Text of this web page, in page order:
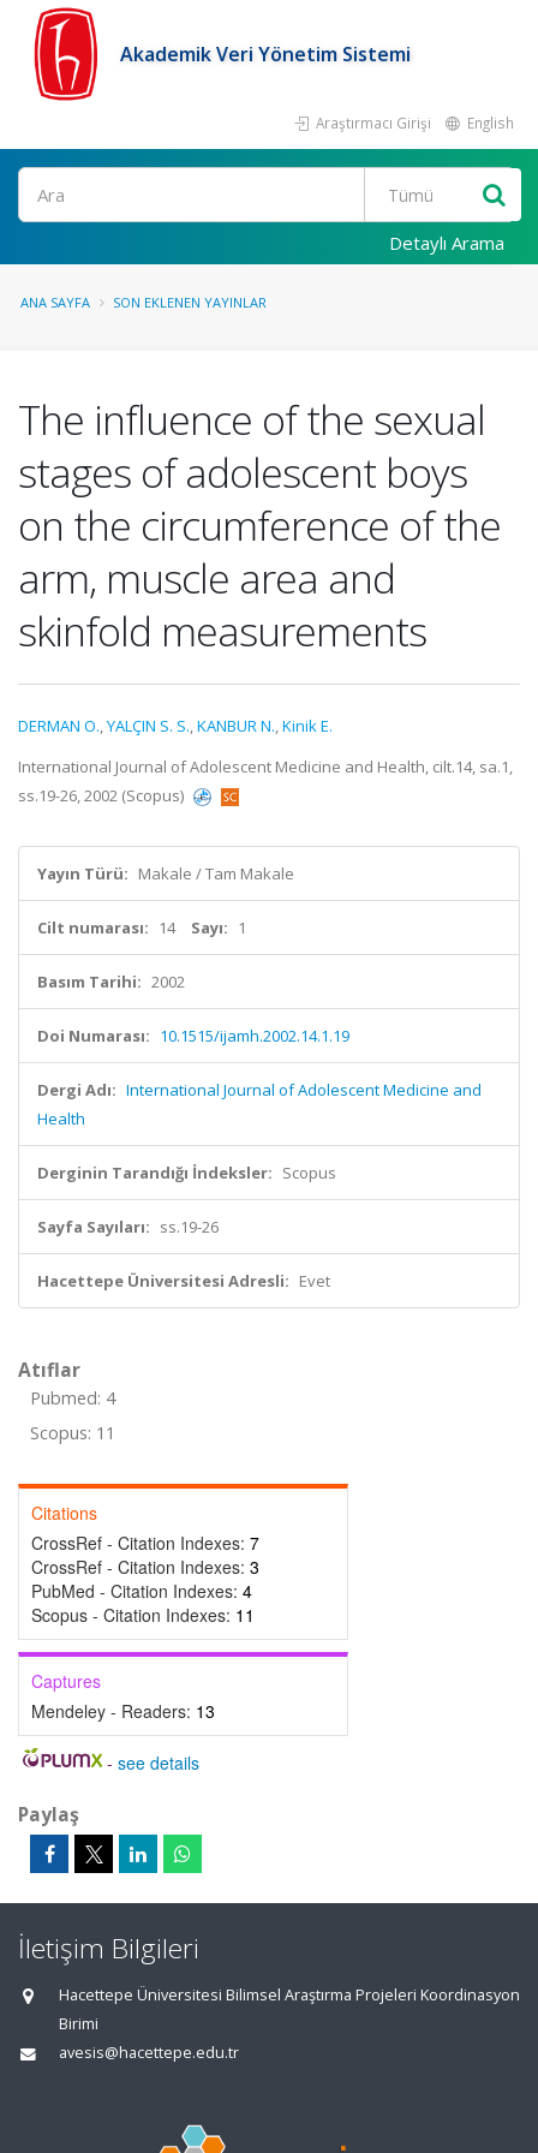
Akademik Veri Yönetim Sistemi
Araştırmacı Girişi English
Ara
Detaylı Arama
ANA SAYFA SON EKLENEN YAYINLAR
The influence of the sexual
stages of adolescent boys
on the circumference of the
arm, muscle area and
skinfold measurements
DERMAN O.,YALÇIN S. S.,KANBUR N.,Kinik E.
International Journal of Adolescent Medicine and Health, cilt.14, sa.1,
ss.19-26, 2002 (Scopus)
Yayın Türü: Makale / Tam Makale
Cilt numarası: 14 Sayı: 1
Basım Tarihi: 2002
Doi Numarası: 10.1515/ijamh.2002.14.1.19
Dergi Adı: International Journal of Adolescent Medicine and
Health
Derginin Tarandığı İndeksler: Scopus
Sayfa Sayıları: ss.19-26
Hacettepe Üniversitesi Adresli: Evet
Atıflar
Pubmed: 4
Scopus: 11
Citations
CrossRef - Citation Indexes: 7
CrossRef - Citation Indexes: 3
PubMed - Citation Indexes: 4
Scopus - Citation Indexes: 11
Captures
Mendeley - Readers: 13
- see details
Paylaş
İletişim Bilgileri
Hacettepe Üniversitesi Bilimsel Araştırma Projeleri Koordinasyon
Birimi
avesis@hacettepe.edu.tr